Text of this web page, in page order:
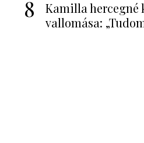
8
Kamilla hercegné
vallomása: